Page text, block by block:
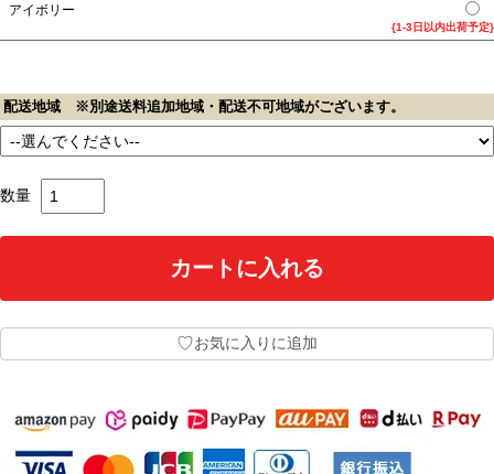
アイボリー
{1-3日以内出荷予定}
配送地域 ※別途送料追加地域・配送不可地域がございます。
数量
♡お気に入りに追加